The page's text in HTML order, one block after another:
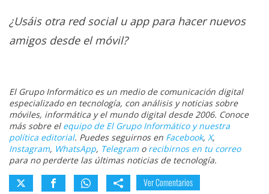
¿Usáis otra red social u app para hacer nuevos
amigos desde el móvil?
El Grupo Informático es un medio de comunicación digital
especializado en tecnología, con análisis y noticias sobre
móviles, informática y el mundo digital desde 2006. Conoce
más sobre el equipo de El Grupo Informático y nuestra
política editorial. Puedes seguirnos en Facebook, X,
Instagram, WhatsApp, Telegramo recibirnos en tu correo
para no perderte las últimas noticias de tecnología.
Ver Comentarios